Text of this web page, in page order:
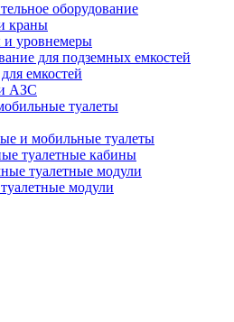
оборудование
краны
уровнемеры
для подземных емкостей
емкостей
АЗС
туалеты
и мобильные туалеты
туалетные кабины
туалетные модули
модули